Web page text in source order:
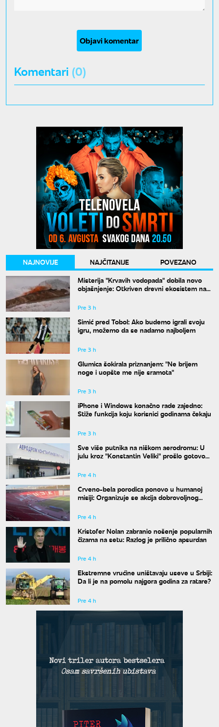
Objavi komentar
Komentari (0)
NAJNOVIJE NAJČITANIJE
POVEZANO
Misterija "Krvavih vodopada" dobila novo
objašnjenje: Otkriven drevni ekosistem na
Pre 3 h
Simić pred Tobol: Ako budemo igrali svoju
igru, možemo da se nadamo najboljem
Pre 3 h
Glumica šokirala priznanjem: "Ne brijem
noge i uopšte me nije sramota"
Pre 3 h
iPhone i Windows konačno rade zajedno:
Stiže funkcija koju korisnici godinama čekaju
Pre 3 h
Sve više putnika na niškom aerodromu: U
julu kroz "Konstantin Veliki" prošlo gotovo
Pre 4 h
Crveno-bela porodica ponovo u humanoj
misiji: Organizuje se akcija dobrovoljnog
Pre 4 h
Kristofer Nolan zabranio nošenje popularnih
čizama na setu: Razlog je prilično apsurdan
Pre 4 h
Ekstremne vrućine uništavaju useve u Srbiji:
Da li je na pomolu najgora godina za ratare?
Pre 4 h